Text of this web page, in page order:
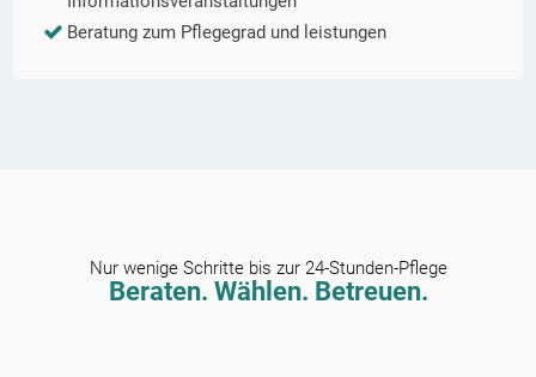
Beratung zum Pflegegrad und leistungen
Nur wenige Schritte bis zur 24-Stunden-Pflege
Beraten. Wählen. Betreuen.